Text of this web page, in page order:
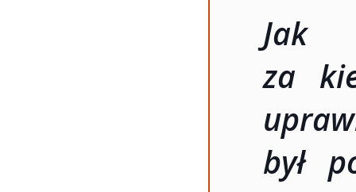
Jak
za
był